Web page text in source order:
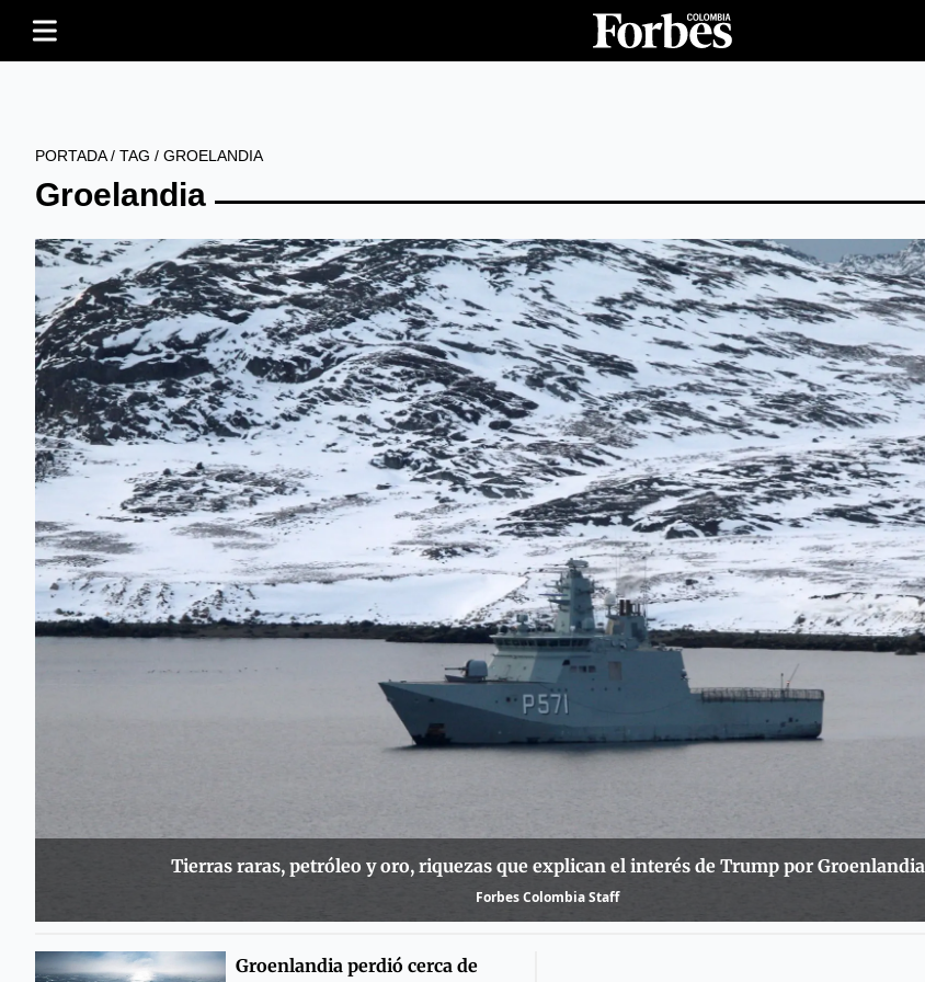
PORTADA/ TAG / GROELANDIA
Groelandia
Tierras raras, petróleo y oro, riquezas que explican el interés de Trump por Groenlandia
Forbes Colombia Staff
Groenlandia perdió cerca de